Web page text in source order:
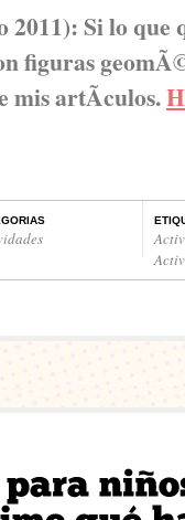
Si lo que
figuras
mis artÃ­culos.